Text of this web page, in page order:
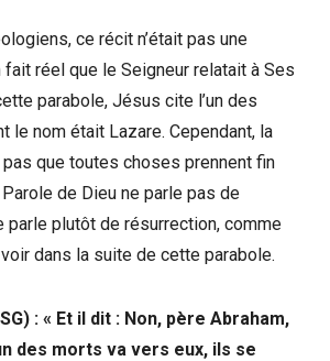
ce récit n’était pas une
fait réel que le Seigneur relatait à Ses
parabole, Jésus cite l’un des
le nom était Lazare. Cependant, la
que toutes choses prennent fin
de Dieu ne parle pas de
parle plutôt de résurrection, comme
dans la suite de cette parabole.
: « Et il dit : Non, père Abraham,
des morts va vers eux, ils se